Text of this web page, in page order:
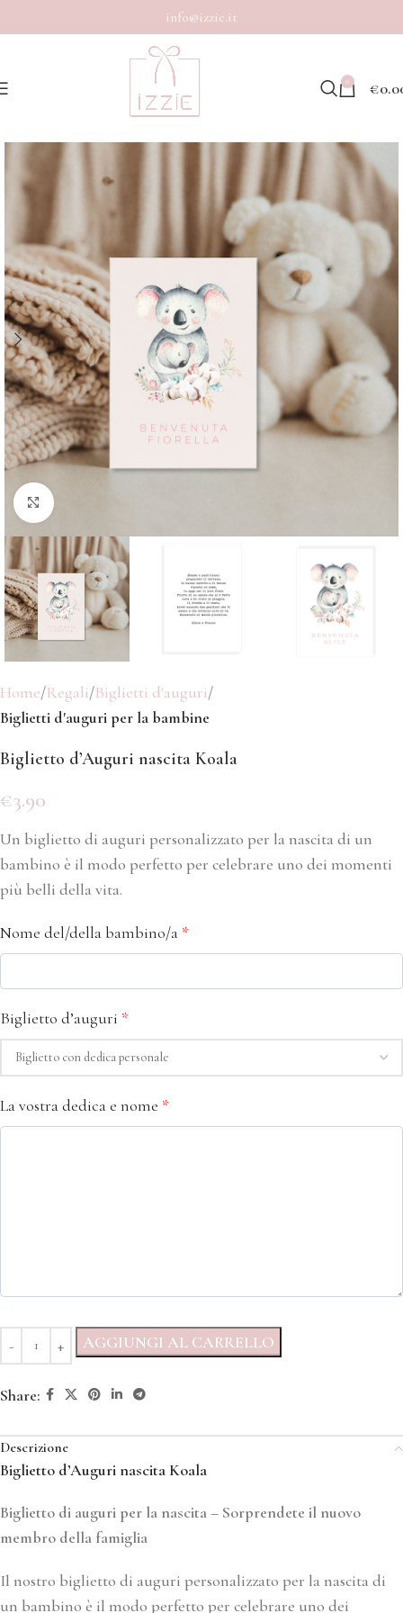
info@izzie.it
0 €
Click to enlarge
Home Regali Biglietti d'auguri
Biglietti d'auguri per la bambine
Biglietto d’Auguri nascita Koala
€3.90
Un biglietto di auguri personalizzato per la nascita di un
bambino è il modo perfetto per celebrare uno dei momenti
più belli della vita.
Nome del/della bambino/a *
Biglietto d’auguri *
La vostra dedica e nome *
AGGIUNGI AL CARRELLO
Share:
Descrizione
Biglietto d’Auguri nascita Koala
Biglietto di auguri per la nascita – Sorprendete il nuovo
membro della famiglia
Il nostro biglietto di auguri personalizzato per la nascita di
un bambino è il modo perfetto per celebrare uno dei